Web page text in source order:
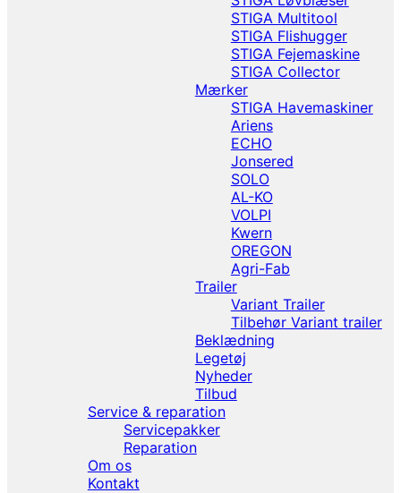
STIGA Multitool
STIGA Flishugger
STIGA Fejemaskine
STIGA Collector
Mærker
STIGA Havemaskiner
Ariens
ECHO
Jonsered
SOLO
AL-KO
VOLPI
Kwern
OREGON
Agri-Fab
Trailer
Variant Trailer
Tilbehør Variant trailer
Beklædning
Legetøj
Nyheder
Tilbud
Service & reparation
Servicepakker
Reparation
Om os
Kontakt